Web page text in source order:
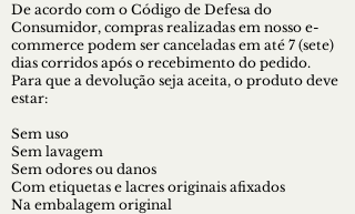
De acordo com o Código de Defesa do
Consumidor, compras realizadas em nosso e-
commerce podem ser canceladas em até 7 (sete)
dias corridos após o recebimento do pedido.
Para que a devolução seja aceita, o produto deve
estar:
Sem uso
Sem lavagem
Sem odores ou danos
Com etiquetas e lacres originais afixados
Na embalagem original